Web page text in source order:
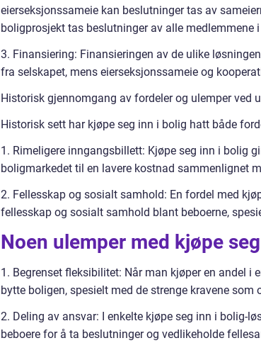
eierseksjonssameie kan beslutninger tas av
boligprosjekt tas beslutninger av alle medlemmene
3. Finansiering: Finansieringen av de ulike
fra selskapet, mens eierseksjonssameie og
Historisk gjennomgang av fordeler og ulemper ved
Historisk sett har kjøpe seg inn i bolig hatt både
1. Rimeligere inngangsbillett: Kjøpe seg inn i bolig
boligmarkedet til en lavere kostnad sammenlignet
2. Fellesskap og sosialt samhold: En fordel med
fellesskap og sosialt samhold blant beboerne,
Noen ulemper med kjøpe
1. Begrenset fleksibilitet: Når man kjøper en andel i
bytte boligen, spesielt med de strenge kravene som
2. Deling av ansvar: I enkelte kjøpe seg inn i bolig-
beboere for å ta beslutninger og vedlikeholde